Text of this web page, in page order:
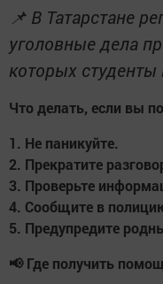
📌 В Татарстане
уголовные дела
которых
Что делать, если вы
1. Не паникуйте.
2. Прекратите
3. Проверьте
4. Сообщите в
5. Предупредите
📢 Где получить